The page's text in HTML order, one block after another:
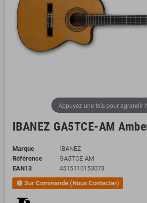
Appuyez une fois pour agrandir
IBANEZ GA5TCE-AM
Marque
IBANEZ
Référence
GA5TCE-AM
EAN13
4515110153073
new_releases Sur Commande (Nous Contacter)